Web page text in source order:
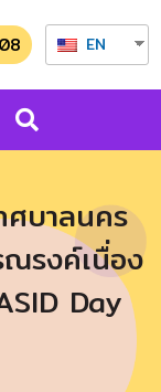
EN
บาลนคร
รงค์เนื่อง
Day